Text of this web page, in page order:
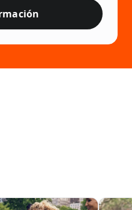
fórmula de polvo
que le da a tu piel una
ni grasosa.
Repelente de